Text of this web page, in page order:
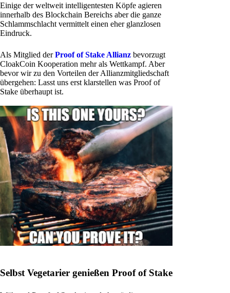
Einige der weltweit intelligentesten Köpfe agieren
innerhalb des Blockchain Bereichs aber die ganze
Schlammschlacht vermittelt einen eher glanzlosen
Eindruck.
Als Mitglied derProof of Stake Allianz bevorzugt
CloakCoin Kooperation mehr als Wettkampf. Aber
bevor wir zu den Vorteilen der Allianzmitgliedschaft
übergehen: Lasst uns erst klarstellen was Proof of
Stake überhaupt ist.
Selbst Vegetarier genießen Proof of Stake